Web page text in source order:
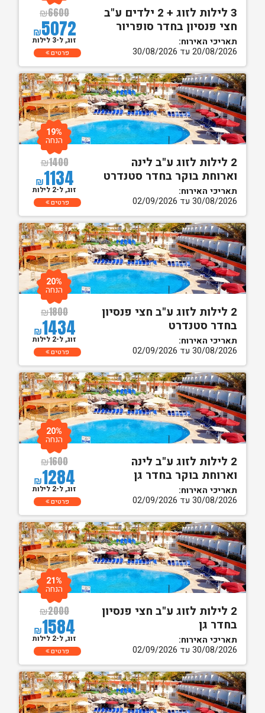
3 לילות לזוג + 2 ילדים ע"ב
חצי פנסיון בחדר סופריור
תאריכי האירוח:
20/08/2026 עד 30/08/2026
₪6600
₪5072
זוג, ל-3 לילות
פרטים
2 לילות לזוג ע"ב לינה
וארוחת בוקר בחדר סטנדרט
תאריכי האירוח:
30/08/2026 עד 02/09/2026
₪1400
₪1134
19%
הנחה
זוג, ל-2 לילות
פרטים
2 לילות לזוג ע"ב חצי פנסיון
בחדר סטנדרט
תאריכי האירוח:
30/08/2026 עד 02/09/2026
₪1800
₪1434
20%
הנחה
זוג, ל-2 לילות
פרטים
2 לילות לזוג ע"ב לינה
וארוחת בוקר בחדר גן
תאריכי האירוח:
30/08/2026 עד 02/09/2026
₪1600
₪1284
20%
הנחה
זוג, ל-2 לילות
פרטים
2 לילות לזוג ע"ב חצי פנסיון
בחדר גן
תאריכי האירוח:
30/08/2026 עד 02/09/2026
₪2000
₪1584
21%
הנחה
זוג, ל-2 לילות
פרטים